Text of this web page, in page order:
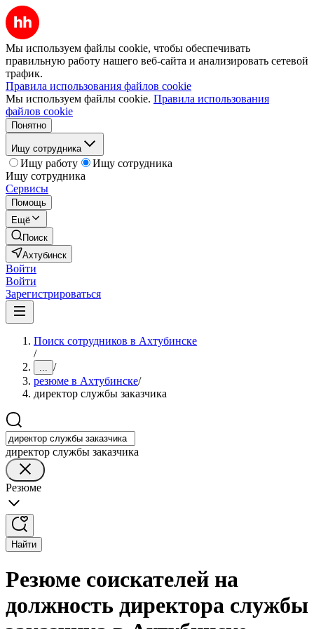
Мы используем файлы cookie, чтобы обеспечивать
правильную работу нашего веб-сайта и анализировать сетевой
трафик.
Правила использования файлов cookie
Мы используем файлы cookie. Правила использования
файлов cookie
Понятно
Ищу сотрудника
Ищу работу
Ищу сотрудника
Ищу сотрудника
Сервисы
Помощь
Ещё
Поиск
Ахтубинск
Войти
Войти
Зарегистрироваться
Поиск сотрудников в Ахтубинске
/
... /
резюме в Ахтубинске/
директор службы заказчика
директор службы заказчика
Резюме
Найти
Резюме соискателей на
должность директора службы